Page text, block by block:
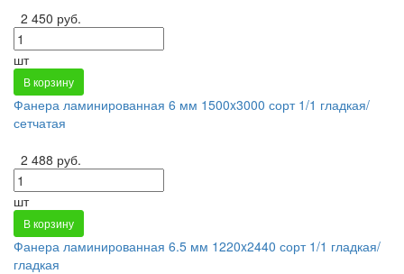
2 450 руб.
шт
В корзину
Фанера ламинированная 6 мм 1500x3000 сорт 1/1 гладкая/
сетчатая
2 488 руб.
шт
В корзину
Фанера ламинированная 6.5 мм 1220x2440 сорт 1/1 гладкая/
гладкая